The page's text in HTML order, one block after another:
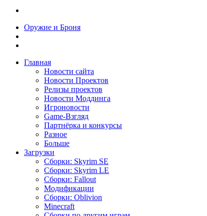
Оружие и Броня
Главная
Новости сайта
Новости Проектов
Релизы проектов
Новости Моддинга
Игроновости
Game-Взгляд
Партнёрка и конкурсы
Разное
Больше
Загрузки
Сборки: Skyrim SE
Сборки: Skyrim LE
Сборки: Fallout
Модификации
Сборки: Oblivion
Minecraft